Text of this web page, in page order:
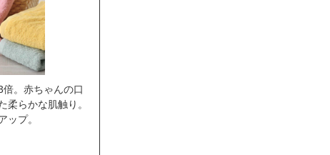
。赤ちゃんの口
柔らかな肌触り。
ップ。